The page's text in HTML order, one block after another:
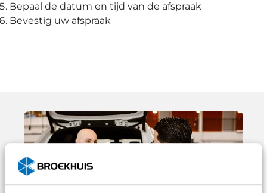
Bepaal de datum en tijd van de afspraak
Bevestig uw afspraak